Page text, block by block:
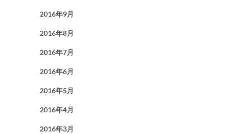
2016年9月
2016年8月
2016年7月
2016年6月
2016年5月
2016年4月
2016年3月